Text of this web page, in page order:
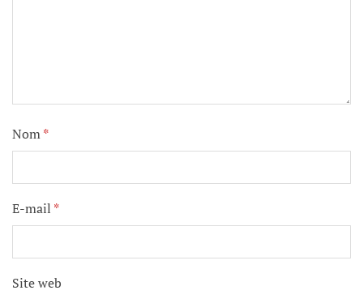
Nom*
E-mail *
Site web